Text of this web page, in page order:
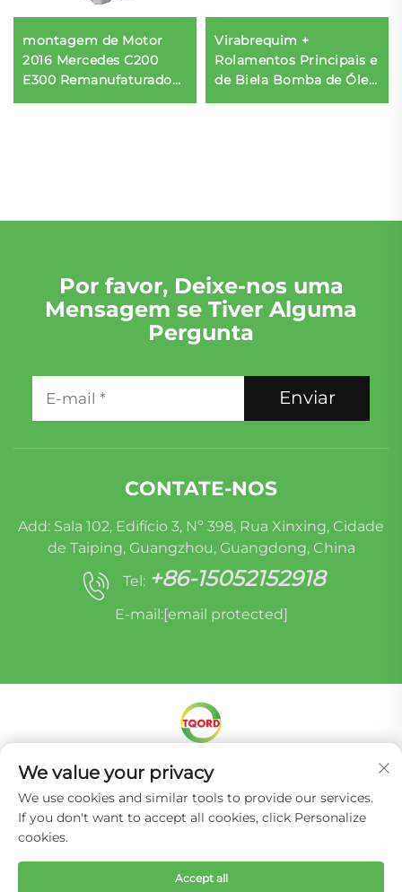
montagem de Motor
2016 Mercedes C200
E300 Remanufaturado
de Fábrica M274.920
Virabrequim +
Rolamentos Principais e
de Biela Bomba de Óleo
para Land Rover
Por favor, Deixe-nos uma
Mensagem se Tiver Alguma
Pergunta
Enviar
CONTATE-NOS
Add: Sala 102, Edifício 3, Nº 398, Rua Xinxing, Cidade
de Taiping, Guangzhou, Guangdong, China
Tel: +86-15052152918
E-mail:[email protected]
Direitos autorais © Miracle Oruide (guangzhou)
Auto Parts Remanufacturing Co., Ltd. -
Política
de Privacidade
We value your privacy
We use cookies and similar tools to provide our services.
If you don't want to accept all cookies, click Personalize
cookies.
Accept all